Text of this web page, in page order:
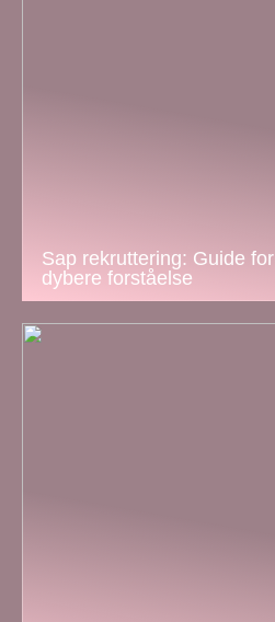
Sap rekruttering: Guide for
dybere forståelse